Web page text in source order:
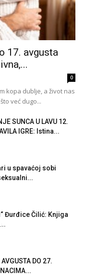
17. avgusta
0
kopa dublje, a život nas
već dugo...
SUNCA U LAVU 12.
IGRE: Istina...
u spavaćoj sobi
Đurđice Čilić: Knjiga
DO 27.